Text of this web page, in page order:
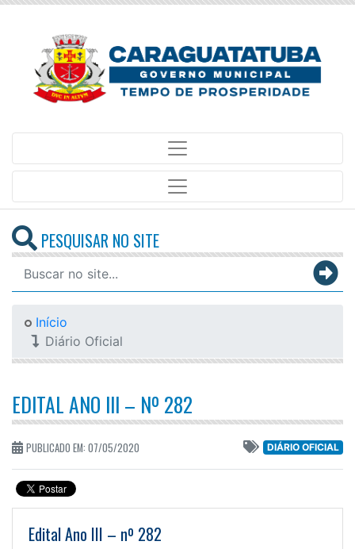
PESQUISAR NO SITE
Início
Diário Oficial
EDITAL ANO III – Nº 282
PUBLICADO EM: 07/05/2020 DIÁRIO OFICIAL
Edital Ano III – nº 282